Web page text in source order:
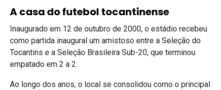
A casa do futebol tocantinense
Inaugurado em 12 de outubro de 2000, o estádio recebeu
como partida inaugural um amistoso entre a Seleção do
Tocantins e a Seleção Brasileira Sub-20, que terminou
empatado em 2 a 2.
Ao longo dos anos, o local se consolidou como o principal